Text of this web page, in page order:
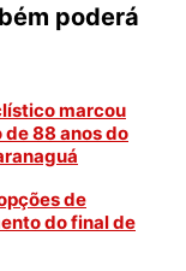
poderá
marcou
88 anos do
de
do final de